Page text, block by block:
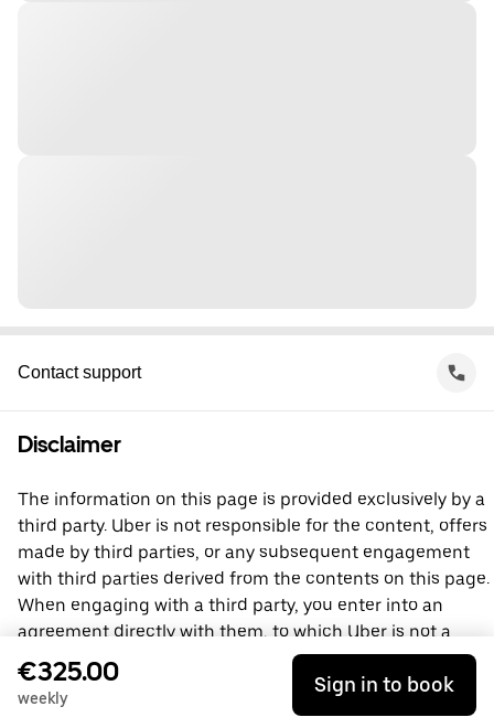
Contact support
Disclaimer
The information on this page is provided exclusively by a
third party. Uber is not responsible for the content, offers
made by third parties, or any subsequent engagement
with third parties derived from the contents on this page.
When engaging with a third party, you enter into an
agreement directly with them, to which Uber is not a
party. For questions, please contact the third party
directly.
€325.00
weekly
Sign in to book